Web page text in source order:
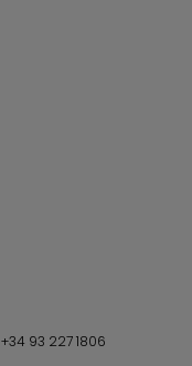
+34 93 227 1806